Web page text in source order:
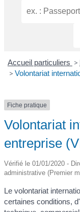
Accueil particuliers >
> Volontariat
Fiche pratique
Volontariat
entreprise
Vérifié le 01/01/2020 -
administrative (Premier
Le volontariat
certaines conditions,